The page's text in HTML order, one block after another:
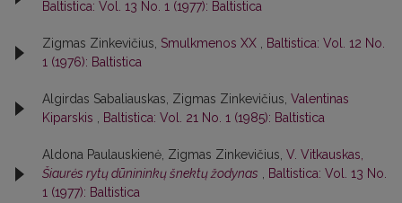
Baltistica: Vol. 13 No. 1 (1977): Baltistica
Zigmas Zinkevičius, Smulkmenos XX , Baltistica: Vol. 12 No.
1 (1976): Baltistica
Algirdas Sabaliauskas, Zigmas Zinkevičius, Valentinas
Kiparskis , Baltistica: Vol. 21 No. 1 (1985): Baltistica
Aldona Paulauskienė, Zigmas Zinkevičius, V. Vitkauskas,
Šiaurės rytų dūnininkų šnektų žodynas , Baltistica: Vol. 13 No.
1 (1977): Baltistica